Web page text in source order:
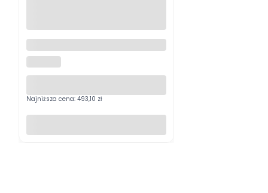
Follow focus SmallRig 5163
Modular Follow Focus F60
Najniższa cena: 493,10 zł